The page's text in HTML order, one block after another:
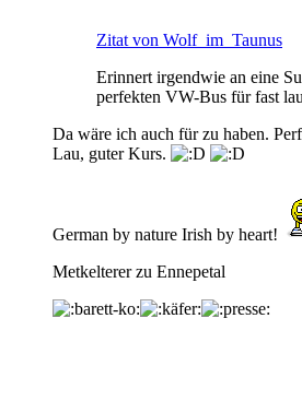
Zitat von Wolf_im_Taunus
Erinnert irgendwie an eine
perfekten VW-Bus für fast
Da wäre ich auch für zu haben.
Lau, guter Kurs.
German by nature Irish by heart!
Metkelterer zu Ennepetal